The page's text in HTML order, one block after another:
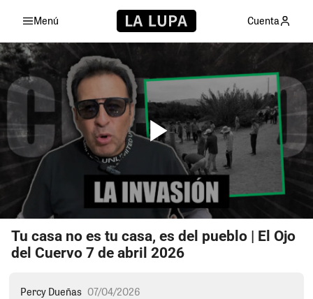
Menú Cuenta
Tu casa no es tu casa, es del pueblo | El Ojo
del Cuervo 7 de abril 2026
Percy Dueñas 07/04/2026